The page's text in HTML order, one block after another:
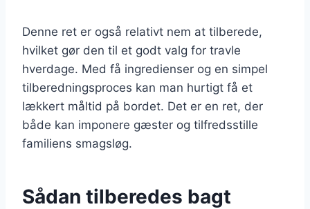
Denne ret er også relativt nem at tilberede,
hvilket gør den til et godt valg for travle
hverdage. Med få ingredienser og en simpel
tilberedningsproces kan man hurtigt få et
lækkert måltid på bordet. Det er en ret, der
både kan imponere gæster og tilfredsstille
familiens smagsløg.
Sådan tilberedes bagt